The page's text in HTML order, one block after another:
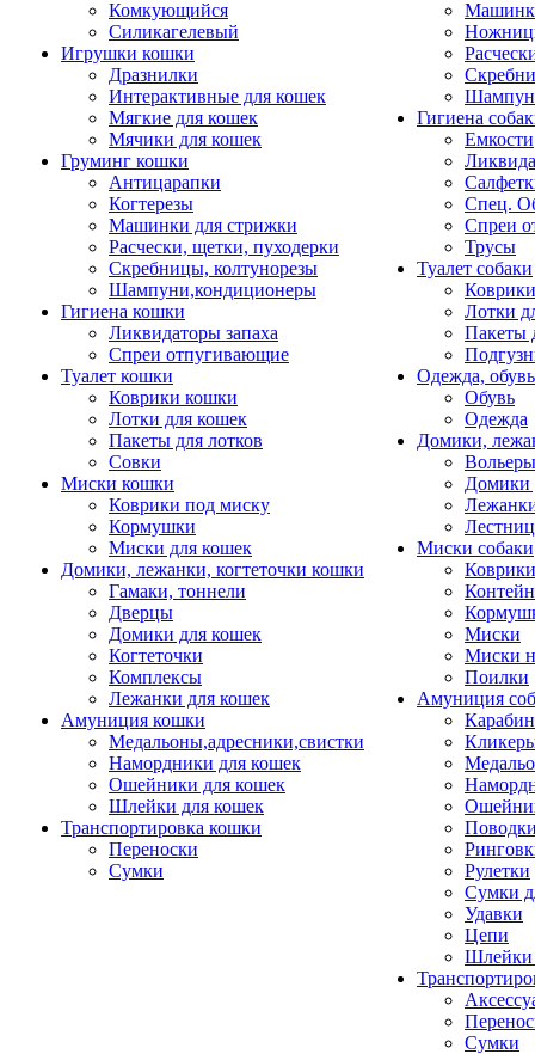
Комкующийся
Силикагелевый
Игрушки кошки
Дразнилки
Интерактивные для кошек
Мягкие для кошек
Мячики для кошек
Груминг кошки
Антицарапки
Когтерезы
Машинки для стрижки
Расчески, щетки, пуходерки
Скребницы, колтунорезы
Шампуни,кондиционеры
Гигиена кошки
Ликвидаторы запаха
Спреи отпугивающие
Туалет кошки
Коврики кошки
Лотки для кошек
Пакеты для лотков
Совки
Миски кошки
Коврики под миску
Кормушки
Миски для кошек
Домики, лежанки, когтеточки кошки
Гамаки, тоннели
Дверцы
Домики для кошек
Когтеточки
Комплексы
Лежанки для кошек
Амуниция кошки
Медальоны,адресники,свистки
Намордники для кошек
Ошейники для кошек
Шлейки для кошек
Транспортировка кошки
Переноски
Сумки
Гигиена
Емкости
Спец.
Спреи
Трусы
Туалет собаки
Коврики
Лотки
Пакеты
Одежда, обувь
Обувь
Одежда
Домики,
Домики
Миски собаки
Миски
Миски
Поилки
Амуниция
Рулетки
Сумки
Удавки
Цепи
Шлейки
Сумки